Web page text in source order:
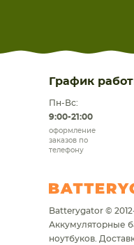
График
Пн-Вс:
9:00-21:00
оформление
заказов по
телефону
Batterygator ©
Аккумуляторные
ноутбуков.